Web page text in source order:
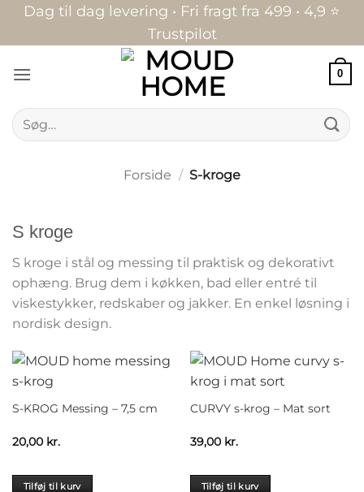
Fortsæt
indhold
Dag til dag levering • Fri fragt fra 499 • 4,9 ⭐
Trustpilot
0
Søg
efter:
Forside / S-kroge
S kroge
S kroge i stål og messing til praktisk og dekorativt
ophæng. Brug dem i køkken, bad eller entré til
viskestykker, redskaber og jakker. En enkel løsning i
nordisk design.
S-KROG Messing – 7,5 cm
20,00 kr.
Tilføj til kurv
CURVY s-krog – Mat sort
39,00 kr.
Tilføj til kurv